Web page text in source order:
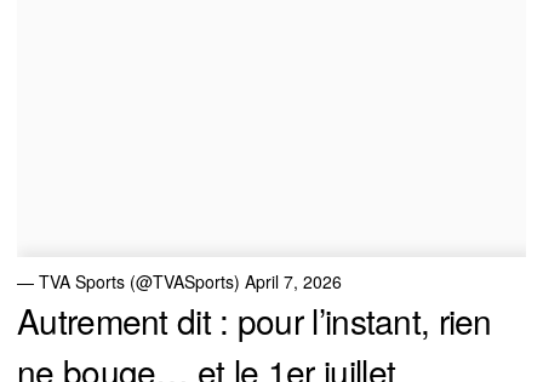
— TVA Sports (@TVASports) April 7, 2026
Autrement dit : pour l’instant, rien
ne bouge… et le 1er juillet